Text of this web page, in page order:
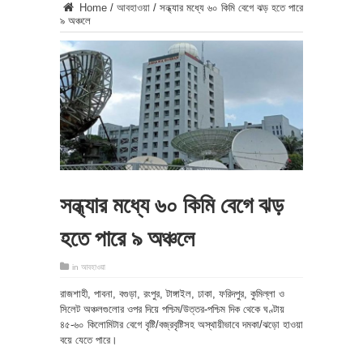
Home / আবহাওয়া / সন্ধ্যার মধ্যে ৬০ কিমি বেগে ঝড় হতে পারে
৯ অঞ্চলে
সন্ধ্যার মধ্যে ৬০ কিমি বেগে ঝড়
হতে পারে ৯ অঞ্চলে
in আবহাওয়া
রাজশাহী, পাবনা, বগুড়া, রংপুর, টাঙ্গাইল, ঢাকা, ফরিদপুর, কুমিল্লা ও
সিলেট অঞ্চলগুলোর ওপর দিয়ে পশ্চিম/উত্তর-পশ্চিম দিক থেকে ঘণ্টায়
৪৫-৬০ কিলোমিটার বেগে বৃষ্টি/বজ্রবৃষ্টিসহ অস্থায়ীভাবে দমকা/ঝড়ো হাওয়া
বয়ে যেতে পারে।